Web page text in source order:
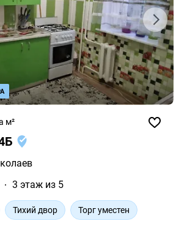
м²
3 этаж из 5
Тихий двор Торг уместен